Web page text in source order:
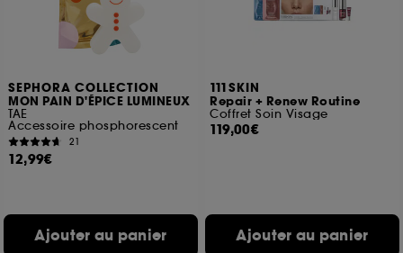
SEPHORA COLLECTION
MON PAIN D'ÉPICE LUMINEUX
TAE
Accessoire phosphorescent
21
12,99€
Ajouter au panier
111SKIN
Repair + Renew Routine
Coffret Soin Visage
119,00€
Ajouter au panier